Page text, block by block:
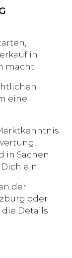
in
macht.
eine
in Sachen
ein.
der
oder
Details